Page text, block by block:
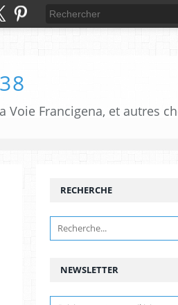
Voie Francigena, et autres
NEWSLETTER
RECHERCHE